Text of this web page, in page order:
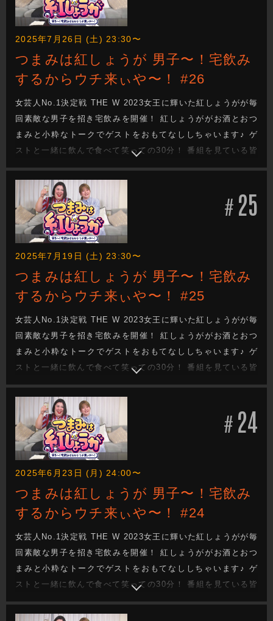
2025年7月26日 (土) 23:30〜
つまみは紅しょうが 男子〜！宅飲み
するからウチ来ぃや〜！ #26
女芸人No.1決定戦 THE W 2023女王に輝いた紅しょうがが毎
回素敵な男子を招き宅飲みを開催！ 紅しょうががお酒とおつ
まみと小粋なトークでゲストをおもてなししちゃいます♪ ゲ
ストと一緒に飲んで食べて笑っての30分！ 番組を見ている皆
さんも一緒に宅飲みしてるような気分になれる番組です！
# 25
2025年7月19日 (土) 23:30〜
つまみは紅しょうが 男子〜！宅飲み
するからウチ来ぃや〜！ #25
女芸人No.1決定戦 THE W 2023女王に輝いた紅しょうがが毎
回素敵な男子を招き宅飲みを開催！ 紅しょうががお酒とおつ
まみと小粋なトークでゲストをおもてなししちゃいます♪ ゲ
ストと一緒に飲んで食べて笑っての30分！ 番組を見ている皆
さんも一緒に宅飲みしてるような気分になれる番組です！
# 24
2025年6月23日 (月) 24:00〜
つまみは紅しょうが 男子〜！宅飲み
するからウチ来ぃや〜！ #24
女芸人No.1決定戦 THE W 2023女王に輝いた紅しょうがが毎
回素敵な男子を招き宅飲みを開催！ 紅しょうががお酒とおつ
まみと小粋なトークでゲストをおもてなししちゃいます♪ ゲ
ストと一緒に飲んで食べて笑っての30分！ 番組を見ている皆
さんも一緒に宅飲みしてるような気分になれる番組です！